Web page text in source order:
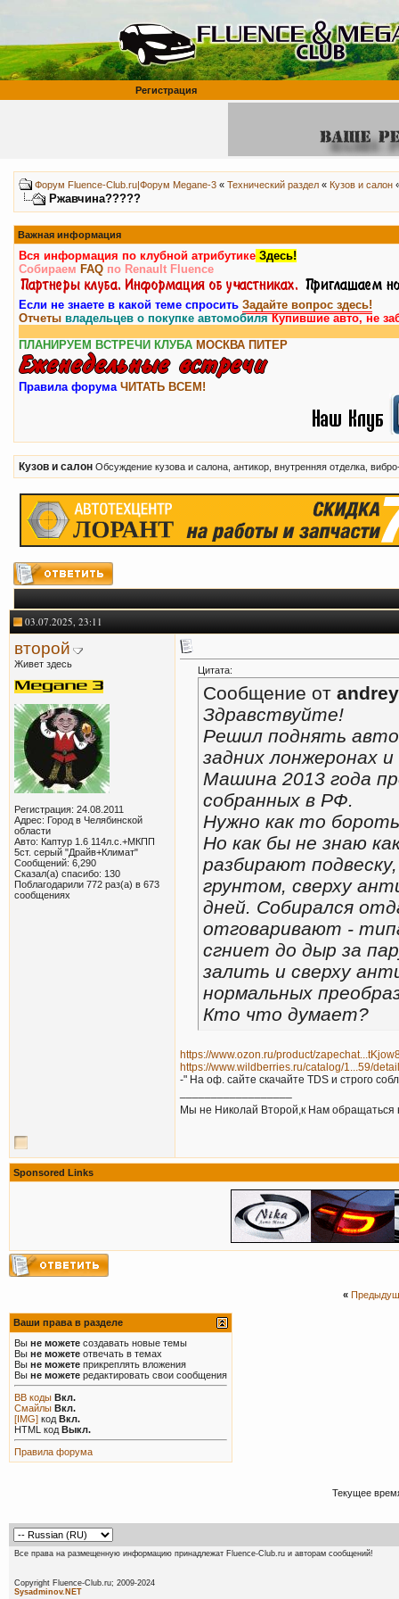
Регистрация
Форум Fluence-Club.ru|Форум Megane-3 « Технический раздел « Кузов и салон
Ржавчина?????
Важная информация
Вся информация по клубной атрибутике Здесь!
Собираем FAQ по Renault Fluence
Если не знаете в какой теме спросить Задайте вопрос здесь!
Отчеты владельцев о покупке автомобиляКупившие авто, не
ПЛАНИРУЕМ ВСТРЕЧИ КЛУБА МОСКВА ПИТЕР
Правила форума ЧИТАТЬ ВСЕМ!
Кузов и салон Обсуждение кузова и салона, антикор, внутренняя отделка,
03.07.2025, 23:11
второй
Живет здесь
Регистрация: 24.08.2011
Адрес: Город в Челябинской
области
Авто: Каптур 1.6 114л.с.+МКПП
5ст. серый "Драйв+Климат"
Сообщений: 6,290
Сказал(а) спасибо: 130
Поблагодарили 772 раз(а) в 673
сообщениях
Цитата:
Сообщение от
Здравствуйте!
Решил поднять
задних лонжеронах
Машина 2013 года
собранных в РФ.
Нужно как то
Но как бы не знаю
разбирают
грунтом, сверху
дней. Собирался
отговаривают -
сгниет до дыр за
залить и сверху
нормальных
Кто что думает?
https://www.ozon.ru/product/
https://www.wildberries.ru/catalog/1...59/
-" На оф. сайте скачайте TDS и строго
Мы не Николай Второй,к Нам обращаться
Sponsored Links
«
Ваши права в разделе
Вы не можете создавать новые темы
Вы не можете отвечать в темах
Вы не можете прикреплять вложения
Вы не можете редактировать свои сообщения
BB коды Вкл.
Смайлы Вкл.
[IMG] код Вкл.
HTML код Выкл.
Правила форума
Текущее
Все права на размещенную информацию принадлежат Fluence-Club.ru и авторам сообщений!
Copyright Fluence-Club.ru;
Sysadminov.NET